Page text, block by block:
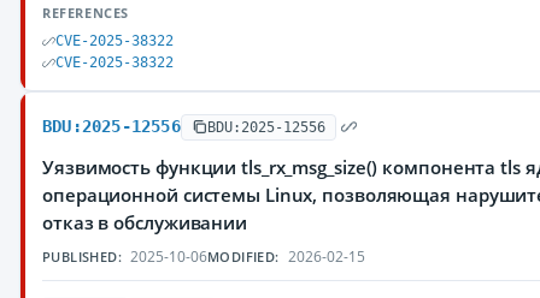
REFERENCES
CVE-2025-38322
CVE-2025-38322
BDU:2025-12556 BDU:2025-12556
Уязвимость функции tls_rx_msg_size() компонента tls
операционной системы Linux, позволяющая
отказ в обслуживании
PUBLISHED: 2025-10-06MODIFIED: 2026-02-15